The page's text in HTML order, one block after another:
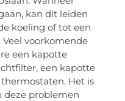
kan dit leiden
koeling of tot een
voorkomende
een kapotte
een kapotte
Het is
deze problemen